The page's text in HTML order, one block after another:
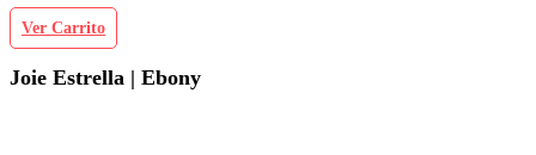
Ver Carrito
Joie Estrella | Ebony